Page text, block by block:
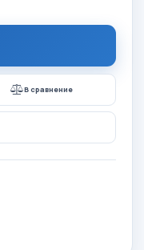
В сравнение